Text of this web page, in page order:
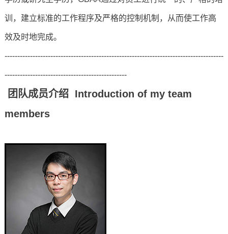
训，建立标准的工作程序及严格的控制机制，从而使工作高
效及时地完成。
--------------------------------------------------------------------------------------
------------------------------------------------
团队成员介绍 Introduction of my team
members